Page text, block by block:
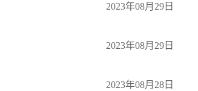
2023年08月29日
2023年08月29日
2023年08月28日